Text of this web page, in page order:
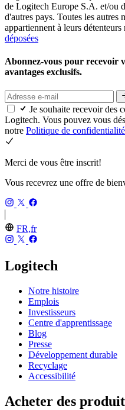
de Logitech Europe S.A. et/ou
d'autres pays. Toutes les autres
appartiennent à leurs détenteurs
déposées
Abonnez-vous pour recevoir
avantages exclusifs.
Je souhaite recevoir des
Logitech. Vous pouvez vous
notre Politique de
Merci de vous être inscrit!
Vous recevrez une offre de
FR,fr
Logitech
Notre histoire
Emplois
Investisseurs
Centre d'apprentissage
Blog
Presse
Développement durable
Recyclage
Accessibilité
Acheter des